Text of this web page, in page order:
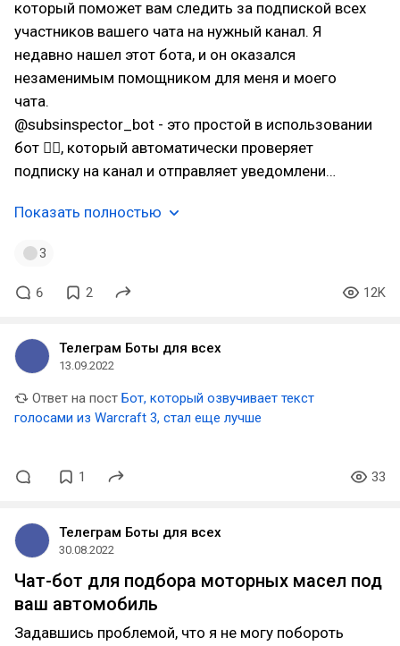
который поможет вам следить за подпиской всех
участников вашего чата на нужный канал. Я
недавно нашел этот бота, и он оказался
незаменимым помощником для меня и моего
чата.
@subsinspector_bot - это простой в использовании
бот 🕵‍♂, который автоматически проверяет
подписку на канал и отправляет уведомлени…
Показать полностью
3
6 2 12K
Телеграм Боты для всех
13.09.2022
Ответ на пост Бот, который озвучивает текст
голосами из Warcraft 3, стал еще лучше
1 33
Телеграм Боты для всех
30.08.2022
Чат-бот для подбора моторных масел под
ваш автомобиль
Задавшись проблемой, что я не могу побороть